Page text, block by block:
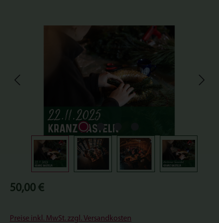
Regulärer Preis:
50,00 €
Preise inkl. MwSt. zzgl. Versandkosten